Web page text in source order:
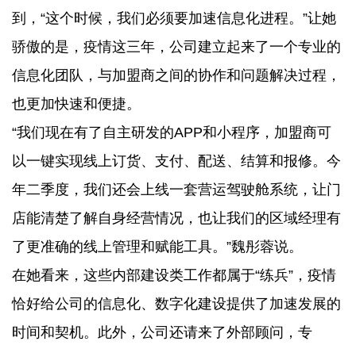
到，“这个时候，我们必须要加速信息化进程。”让她
骄傲的是，疫情这三年，公司建立起来了一个专业的
信息化团队，与加盟商之间的协作和问题解决过程，
也更加快速和便捷。
“我们现在有了自主研发的APP和小程序，加盟商可
以一键实现线上订货、支付、配送、结算和报修。今
年二季度，我们还会上线一套营运驾驶舱系统，让门
店能清楚了解自身经营情况，也让我们的区域经理有
了更准确的线上管理和赋能工具。”魏彤蓉说。
在她看来，这些内部建设类工作都属于“练兵”，疫情
恰好给公司的信息化、数字化建设提供了加速发展的
时间和契机。此外，公司还请来了外部顾问，专